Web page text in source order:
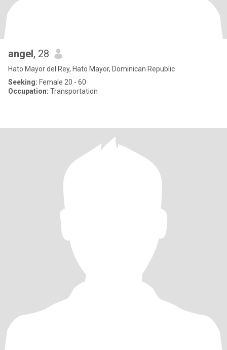
angel, 28
Hato Mayor del Rey, Hato Mayor, Dominican Republic
Seeking: Female 20 - 60
Occupation: Transportation